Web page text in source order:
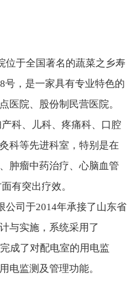
于全国著名的蔬菜之乡寿
号，是一家具有专业特色的
医院、股份制民营医院。
科、儿科、疼痛科、口腔
科等先进科室，特别是在
肿瘤中药治疗、心脑血管
有突出疗效。
司于2014年承接了山东省
与实施，系统采用了
成了对配电室的用电监
电监测及管理功能。